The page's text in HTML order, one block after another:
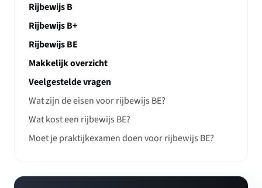
Rijbewijs B
Rijbewijs B+
Rijbewijs BE
Makkelijk overzicht
Veelgestelde vragen
Wat zijn de eisen voor rijbewijs BE?
Wat kost een rijbewijs BE?
Moet je praktijkexamen doen voor rijbewijs BE?